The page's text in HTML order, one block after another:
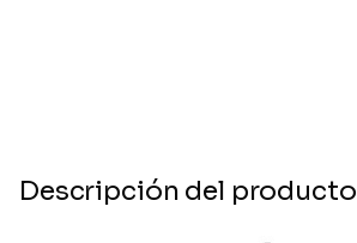
Descripción del producto